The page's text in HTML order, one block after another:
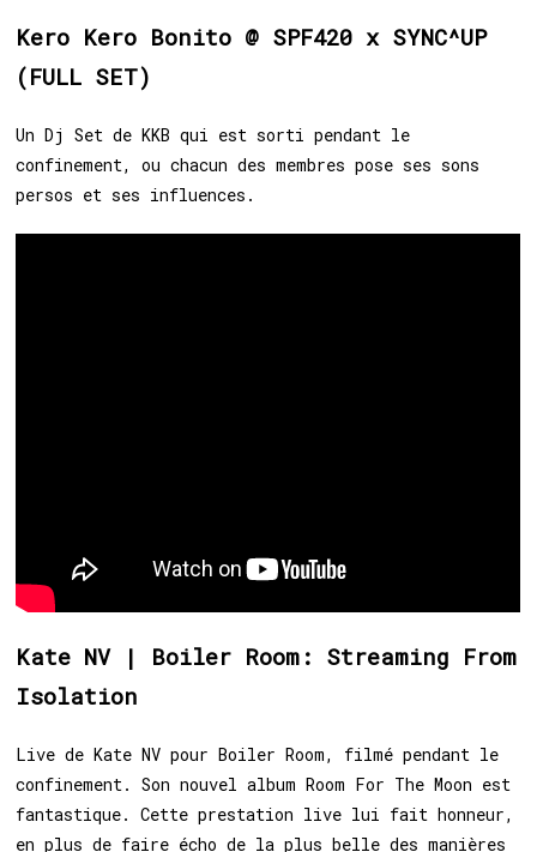
Kero Kero Bonito @ SPF420 x SYNC^UP
(FULL SET)
Un Dj Set de KKB qui est sorti pendant le
confinement, ou chacun des membres pose ses sons
persos et ses influences.
Kate NV | Boiler Room: Streaming From
Isolation
Live de Kate NV pour Boiler Room, filmé pendant le
confinement. Son nouvel album Room For The Moon est
fantastique. Cette prestation live lui fait honneur,
en plus de faire écho de la plus belle des manières